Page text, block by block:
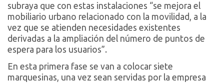
subraya que con estas instalaciones “se mejora el
mobiliario urbano relacionado con la movilidad, a la
vez que se atienden necesidades existentes
derivadas a la ampliación del número de puntos de
espera para los usuarios”.
En esta primera fase se van a colocar siete
marquesinas, una vez sean servidas por la empresa